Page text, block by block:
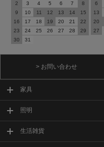
2
3 4 5 6 7
8
9
10 11 12 13 14
15
16
17 18 19 20 21
22
23
24 25 26 27 28
29
30
31
6
13
20
27
> お問い合わせ
家具
照明
生活雑貨